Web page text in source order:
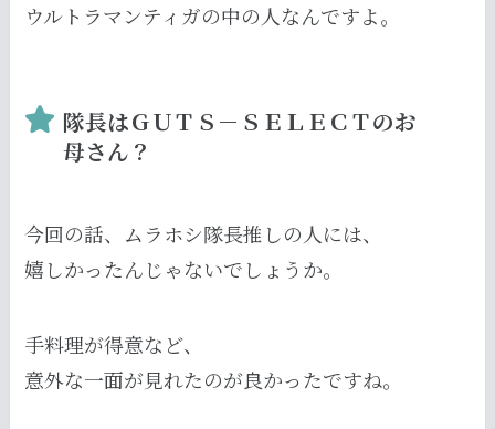
ウルトラマンティガの中の人なんですよ。
隊長はＧＵＴＳ－ＳＥＬＥＣＴのお
母さん？
今回の話、ムラホシ隊長推しの人には、
嬉しかったんじゃないでしょうか。
手料理が得意など、
意外な一面が見れたのが良かったですね。